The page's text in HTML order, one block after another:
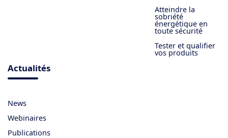
Atteindre la
sobriété
énergétique en
toute sécurité
Tester et qualifier
vos produits
Actualités
News
Webinaires
Publications